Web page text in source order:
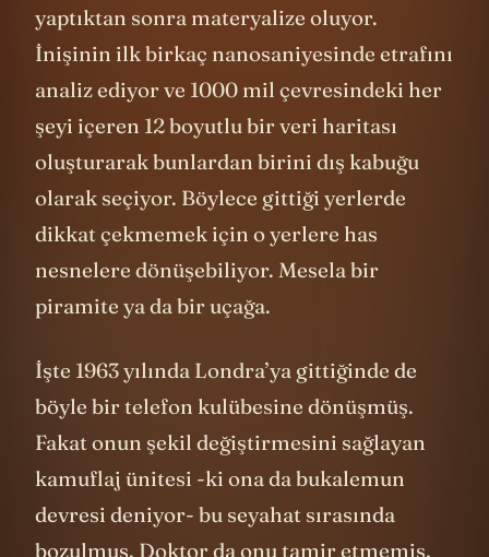
yaptıktan sonra materyalize oluyor.
İnişinin ilk birkaç nanosaniyesinde etrafını
analiz ediyor ve 1000 mil çevresindeki her
şeyi içeren 12 boyutlu bir veri haritası
oluşturarak bunlardan birini dış kabuğu
olarak seçiyor. Böylece gittiği yerlerde
dikkat çekmemek için o yerlere has
nesnelere dönüşebiliyor. Mesela bir
piramite ya da bir uçağa.
İşte 1963 yılında Londra’ya gittiğinde de
böyle bir telefon kulübesine dönüşmüş.
Fakat onun şekil değiştirmesini sağlayan
kamuflaj ünitesi -ki ona da bukalemun
devresi deniyor- bu seyahat sırasında
bozulmuş. Doktor da onu tamir etmemiş,